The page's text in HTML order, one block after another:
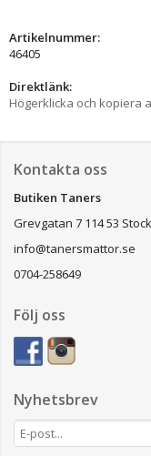
Artikelnummer:
46405
Direktlänk:
Högerklicka och kopiera
Kontakta oss
Butiken Taners
Grevgatan 7 114 53
info@tanersmattor.se
0704-258649
Följ oss
Nyhetsbrev